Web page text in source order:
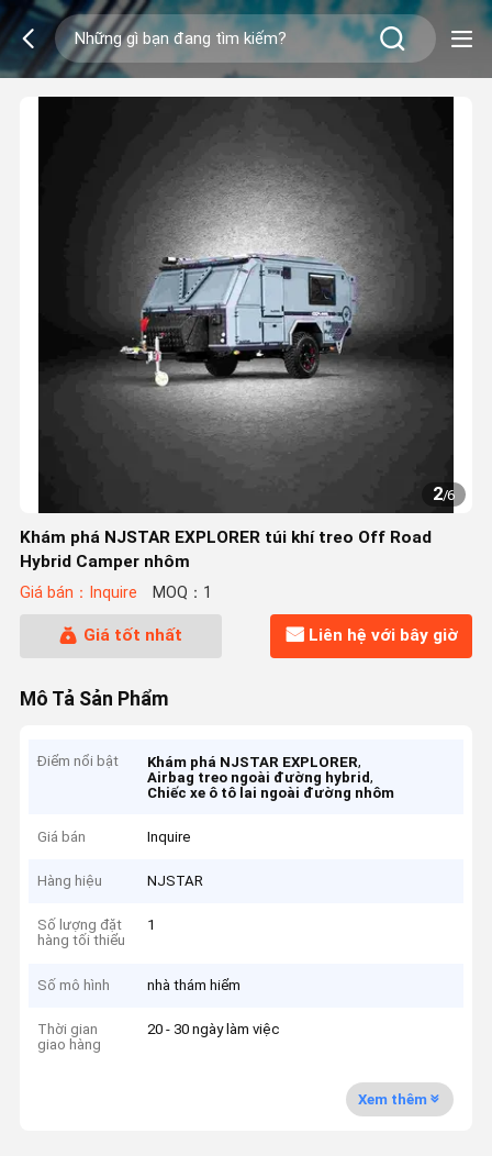
2/6
Khám phá NJSTAR EXPLORER túi khí treo Off Road
Hybrid Camper nhôm
Giá bán：Inquire MOQ：1
Giá tốt nhất Liên hệ với bây giờ
Mô Tả Sản Phẩm
Điểm nổi bật Khám phá NJSTAR EXPLORER,
Airbag treo ngoài đường hybrid,
Chiếc xe ô tô lai ngoài đường nhôm
Giá bán Inquire
Hàng hiệu NJSTAR
Số lượng đặt
hàng tối thiểu
1
Số mô hình nhà thám hiểm
Thời gian
giao hàng
20 - 30 ngày làm việc
Xem thêm